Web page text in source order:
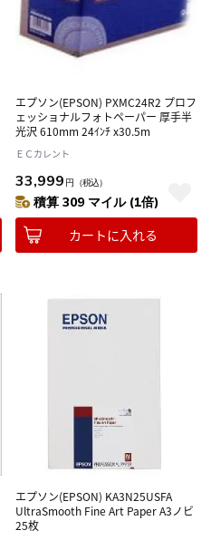
エプソン(EPSON) PXMC24R2 プロフ
ェッショナルフォトペーパー 厚手半
光沢 610mm 24ｲﾝﾁ x30.5m
ＥＣカレント
33,999 円 （税込）
積算 309 マイル (1倍)
カートに入れる
エプソン(EPSON) KA3N25USFA
UltraSmooth Fine Art Paper A3ノビ
25枚